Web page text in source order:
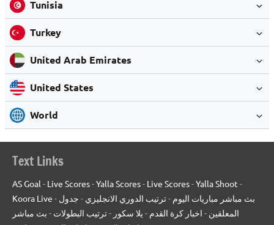
Tunisia
Turkey
United Arab Emirates
United States
World
Text Links
AS Goal - Live Scores-Yalla Scores- Live Scores-Yalla Shoot -
Koora Live - بث مباشر مباريات اليوم -ترتيب الدوري الانجليزي - جدول
المعلقين - اخبار كرة القدم - يلا سكور -ترتيب البطولات - بث مباشر